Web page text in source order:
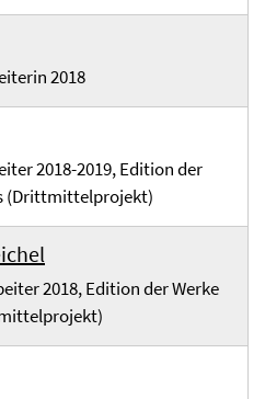
2018
2018-2019, Edition der
(Drittmittelprojekt)
2018, Edition der Werke